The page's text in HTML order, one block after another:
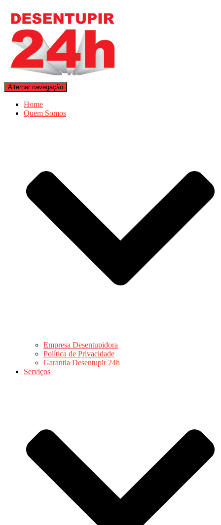
Alternar navegação
Home
Quem Somos
Empresa Desentupidora
Política de Privacidade
Garantia Desentupir 24h
Serviços